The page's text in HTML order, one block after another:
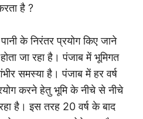
है ?
के निरंतर प्रयोग किए जाने
जा रहा है। पंजाब में भूमिगत
समस्या है। पंजाब में हर वर्ष
करने हेतु भूमि के नीचे से नीचे
है। इस तरह 20 वर्ष के बाद